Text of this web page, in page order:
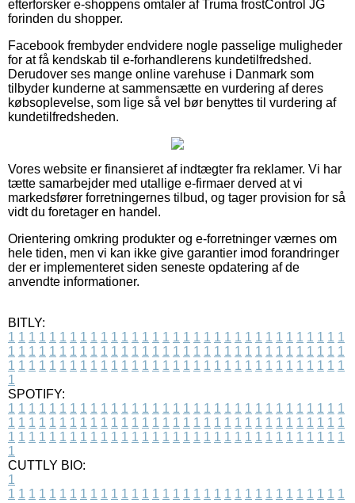
efterforsker e-shoppens omtaler af Truma frostControl JG
forinden du shopper.
Facebook frembyder endvidere nogle passelige muligheder
for at få kendskab til e-forhandlerens kundetilfredshed.
Derudover ses mange online varehuse i Danmark som
tilbyder kunderne at sammensætte en vurdering af deres
købsoplevelse, som lige så vel bør benyttes til vurdering af
kundetilfredsheden.
Vores website er finansieret af indtægter fra reklamer. Vi har
tætte samarbejder med utallige e-firmaer derved at vi
markedsfører forretningernes tilbud, og tager provision for så
vidt du foretager en handel.
Orientering omkring produkter og e-forretninger værnes om
hele tiden, men vi kan ikke give garantier imod forandringer
der er implementeret siden seneste opdatering af de
anvendte informationer.
BITLY:
1 1 1 1 1 1 1 1 1 1 1 1 1 1 1 1 1 1 1 1 1 1 1 1 1 1 1 1 1 1 1 1 1
1 1 1 1 1 1 1 1 1 1 1 1 1 1 1 1 1 1 1 1 1 1 1 1 1 1 1 1 1 1 1 1 1
1 1 1 1 1 1 1 1 1 1 1 1 1 1 1 1 1 1 1 1 1 1 1 1 1 1 1 1 1 1 1 1 1
1
SPOTIFY:
1 1 1 1 1 1 1 1 1 1 1 1 1 1 1 1 1 1 1 1 1 1 1 1 1 1 1 1 1 1 1 1 1
1 1 1 1 1 1 1 1 1 1 1 1 1 1 1 1 1 1 1 1 1 1 1 1 1 1 1 1 1 1 1 1 1
1 1 1 1 1 1 1 1 1 1 1 1 1 1 1 1 1 1 1 1 1 1 1 1 1 1 1 1 1 1 1 1 1
1
CUTTLY BIO:
1
1 1 1 1 1 1 1 1 1 1 1 1 1 1 1 1 1 1 1 1 1 1 1 1 1 1 1 1 1 1 1 1 1